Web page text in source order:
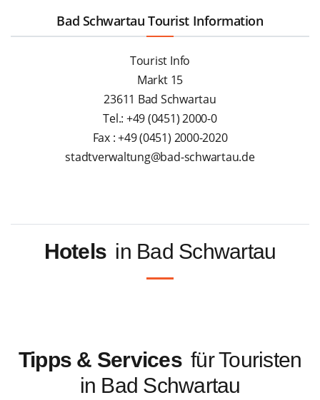
Bad Schwartau Tourist Information
Tourist Info
Markt 15
23611 Bad Schwartau
Tel.: +49 (0451) 2000-0
Fax : +49 (0451) 2000-2020
stadtverwaltung@bad-schwartau.de
Hotels in Bad Schwartau
Tipps & Services für Touristen
in Bad Schwartau